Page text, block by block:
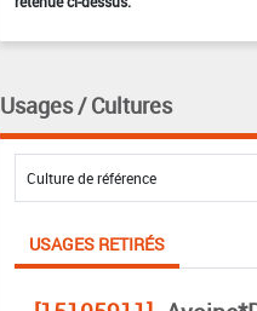
Usages / Cultures
USAGES RETIRÉS